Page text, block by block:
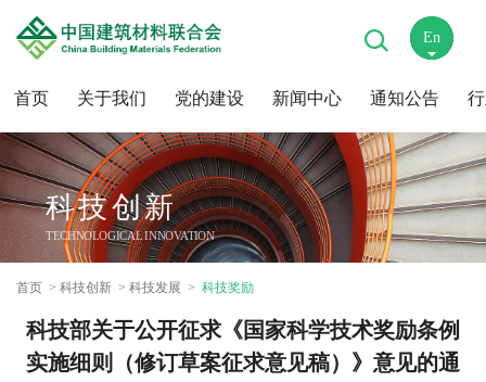
首页 关于我们 党的建设 新闻中心 通知公告
En
中
科技创新
TECHNOLOGICAL INNOVATION
首页 科技创新 科技发展 科技奖励
科技部关于公开征求《国家科学技术奖励条例
实施细则（修订草案征求意见稿）》意见的通